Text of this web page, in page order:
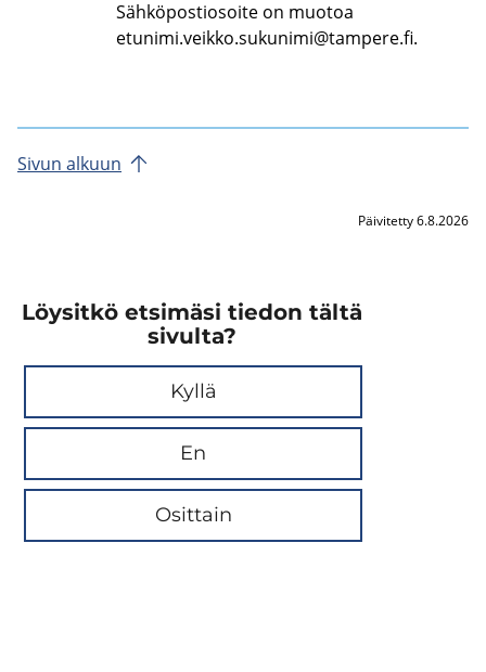
Sähköpostiosoite on muotoa
etunimi.veikko.sukunimi@tampere.fi.
Sivun al­kuun
Päivitetty 6.8.2026
Löysitkö etsimäsi tiedon tältä
sivulta?
Kyllä
En
Osittain